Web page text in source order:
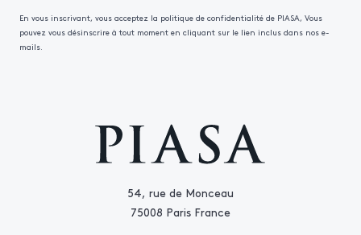
54, rue de Monceau
75008 Paris France
En vous inscrivant, vous acceptez la politique de confidentialité de PIASA, Vous
pouvez vous désinscrire à tout moment en cliquant sur le lien inclus dans nos e-
mails.